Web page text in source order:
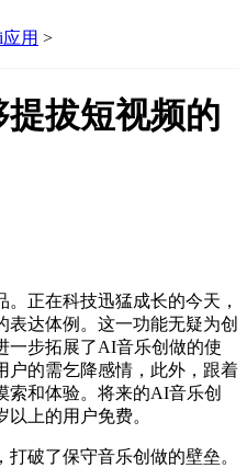
应用 >
拔短视频的
正在科技迅猛成长的今天，
达体例。这一功能无疑为创
一步拓展了AI音乐创做的使
户的需乞降感情，此外，跟着
索和体验。将来的AI音乐创
上的用户免费。
破了保守音乐创做的壁垒。